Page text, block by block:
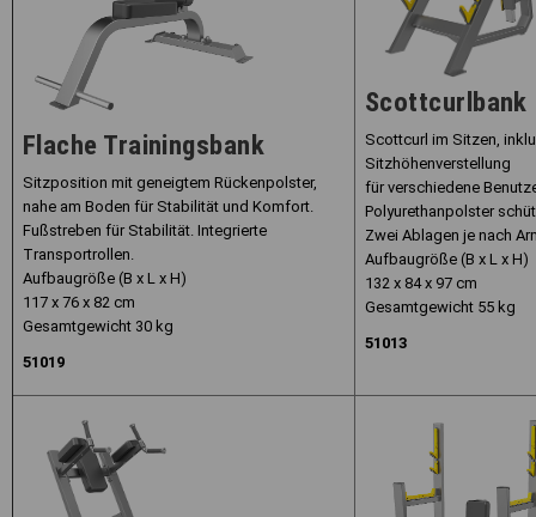
Flache Trainingsbank
Sitzposition mit geneigtem Rückenpolster,
nahe am Boden für Stabilität und Komfort.
Fußstreben für Stabilität. Integrierte
Transportrollen.
Aufbaugröße (B x L x H)
117 x 76 x 82 cm
Gesamtgewicht 30 kg
51019
Scottcurlbank
Scottcurl im Sitzen,
Sitzhöhenverstellung
für verschiedene
Polyurethanpolster
Zwei Ablagen je nach
Aufbaugröße (B x L x H)
132 x 84 x 97 cm
Gesamtgewicht 55 kg
51013